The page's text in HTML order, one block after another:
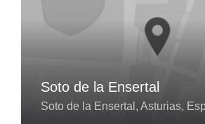
Soto de la Ensertal
Soto de la Ensertal, Asturias,